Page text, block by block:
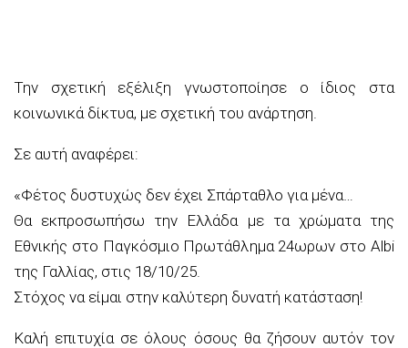
Την σχετική εξέλιξη γνωστοποίησε ο ίδιος στα
κοινωνικά δίκτυα, με σχετική του ανάρτηση.
Σε αυτή αναφέρει:
«Φέτος δυστυχώς δεν έχει Σπάρταθλο για μένα…
Θα εκπροσωπήσω την Ελλάδα με τα χρώματα της
Εθνικής στο Παγκόσμιο Πρωτάθλημα 24ωρων στο Albi
της Γαλλίας, στις 18/10/25.
Στόχος να είμαι στην καλύτερη δυνατή κατάσταση!
Καλή επιτυχία σε όλους όσους θα ζήσουν αυτόν τον